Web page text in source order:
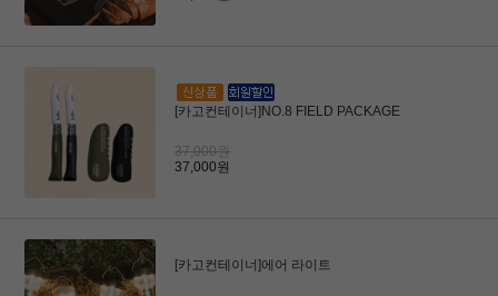
[카고컨테이너]NO.8 FIELD PACKAGE
37,000원
37,000원
[카고컨테이너]에어 라이트